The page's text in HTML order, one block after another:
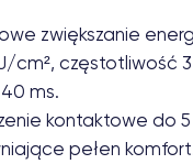
zwiększanie
cm², częstotliwość 3
ms.
kontaktowe do 5
pełen